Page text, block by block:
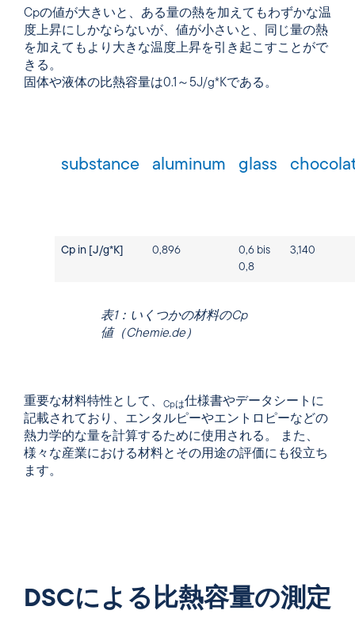
Cpの値が大きいと、ある量の熱を加えてもわずかな温
度上昇にしかならないが、値が小さいと、同じ量の熱
を加えてもより大きな温度上昇を引き起こすことがで
きる。
固体や液体の比熱容量は0.1～5J/g*Kである。
substance aluminum glass
Cp in [J/g*K] 0,896
0,6 bis
0,8
3,140
表1：いくつかの材料のCp
値（Chemie.de）
重要な材料特性として、 Cpは仕様書やデータシートに
記載されており、エンタルピーやエントロピーなどの
熱力学的な量を計算するために使用される。 また、
様々な産業における材料とその用途の評価にも役立ち
ます。
DSCによる比熱容量の測定